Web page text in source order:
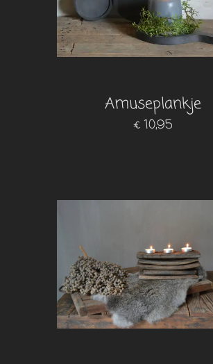
Amuseplankje
€ 10,95